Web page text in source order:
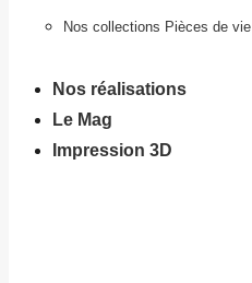
Nos collections Pièces de vie
Nos réalisations
Le Mag
Impression 3D